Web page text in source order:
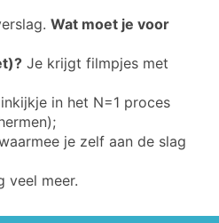
Wat moet je voor
Je krijgt filmpjes met
in het N=1 proces
je zelf aan de slag
veel meer.